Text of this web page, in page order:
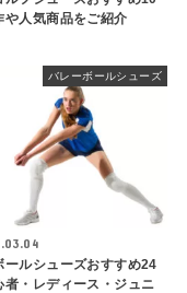
や人気商品をご紹介
バレーボールシューズ
ールシューズおすすめ24
者・レディース・ジュニ